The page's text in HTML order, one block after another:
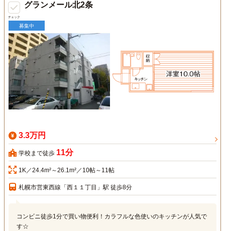
チェック
グランメール北2条
募集中
3.3万円
学校まで徒歩 11分
1K／24.4m²～26.1m²／10帖～11帖
札幌市営東西線「西１１丁目」駅 徒歩8分
コンビニ徒歩1分で買い物便利！カラフルな色使いのキッチンが人気で
す☆